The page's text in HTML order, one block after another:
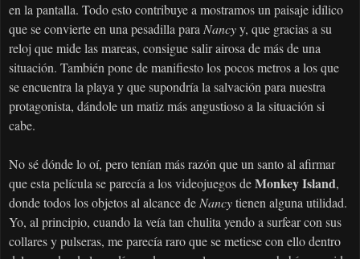
en la pantalla. Todo esto contribuye a mostramos un paisaje idílico
que se convierte en una pesadilla paraNancyy, que gracias a su
reloj que mide las mareas, consigue salir airosa de más de una
situación. También pone de manifiesto los pocos metros a los que
se encuentra la playa y que supondría la salvación para nuestra
protagonista, dándole un matiz más angustioso a la situación si
cabe.
No sé dónde lo oí, pero tenían más razón que un santo al afirmar
que esta película se parecía a los videojuegos deMonkey Island,
donde todos los objetos al alcance deNancytienen alguna utilidad.
Yo, al principio, cuando la veía tan chulita yendo a surfear con sus
collares y pulseras, me parecía raro que se metiese con ello dentro